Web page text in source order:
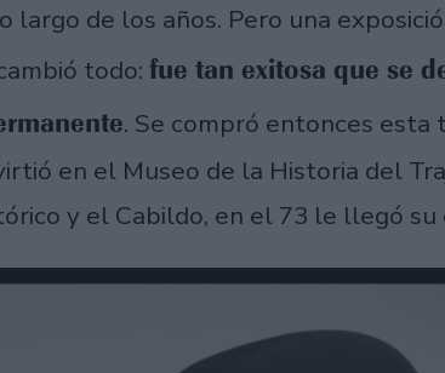
largo de los años. Pero una
todo: fue tan exitosa que se
. Se compró entonces esta
en el Museo de la Historia del
y el Cabildo, en el 73 le llegó su